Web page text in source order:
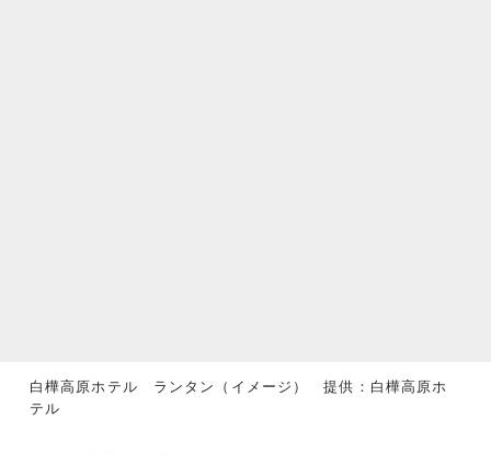
白樺高原ホテル ランタン（イメージ） 提供：白樺高原ホ
テル